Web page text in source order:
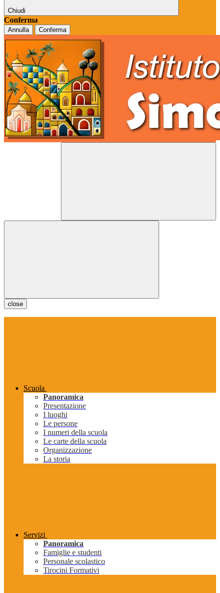
Chiudi
Conferma
Annulla Conferma
close
Scuola
Panoramica
Presentazione
I luoghi
Le persone
I numeri della scuola
Le carte della scuola
Organizzazione
La storia
Servizi
Panoramica
Famiglie e studenti
Personale scolastico
Tirocini Formativi